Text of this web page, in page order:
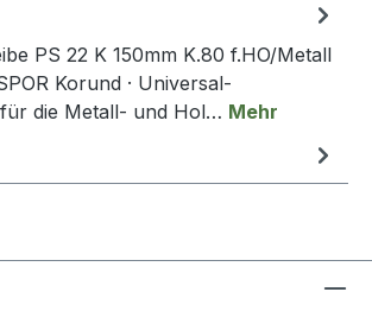
PS 22 K 150mm K.80 f.HO/Metall
Korund · Universal-
die Metall- und Hol… Mehr